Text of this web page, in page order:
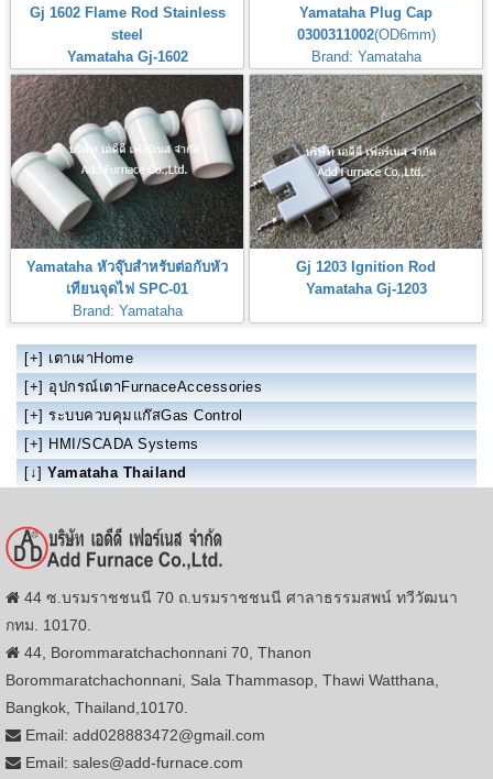
Gj 1602 Flame Rod Stainless
steel
Yamataha Gj-1602
Yamataha Plug Cap
0300311002(OD6mm)
Brand: Yamataha
หัวจุ๊บสำหรับต่อกับหัวเทียนจุดไฟ
Yamataha หัวจุ๊บสำหรับต่อกับหัว
เทียนจุดไฟ SPC-01
Brand: Yamataha
Gj 1203 Ignition Rod
Yamataha Gj-1203
[+] เตาเผาHome
[+] อุปกรณ์เตาFurnaceAccessories
[+] ระบบควบคุมแก๊สGas Control
[+] HMI/SCADA Systems
[↓] Yamataha Thailand
44 ซ.บรมราชชนนี 70 ถ.บรมราชชนนี ศาลาธรรมสพน์ ทวีวัฒนา
กทม. 10170.
44, Borommaratchachonnani 70, Thanon
Borommaratchachonnani, Sala Thammasop, Thawi Watthana,
Bangkok, Thailand,10170.
Email: add028883472@gmail.com
Email: sales@add-furnace.com